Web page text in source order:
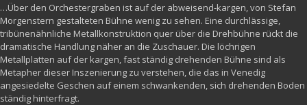
…Über den Orchestergraben ist auf der abweisend-kargen, von Stefan
Morgenstern gestalteten Bühne wenig zu sehen. Eine durchlässige,
tribünenähnliche Metallkonstruktion quer über die Drehbühne rückt die
dramatische Handlung näher an die Zuschauer. Die löchrigen
Metallplatten auf der kargen, fast ständig drehenden Bühne sind als
Metapher dieser Inszenierung zu verstehen, die das in Venedig
angesiedelte Geschen auf einem schwankenden, sich drehenden Boden
ständig hinterfragt.